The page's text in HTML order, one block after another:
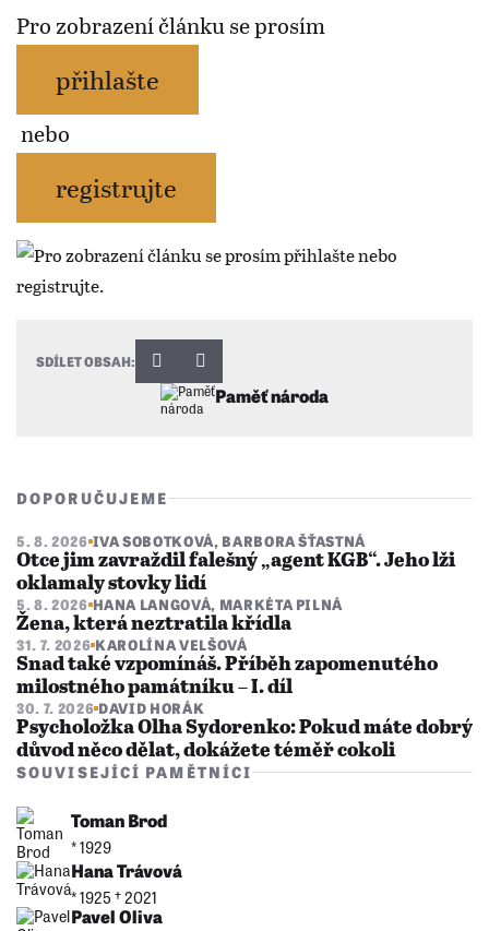
Pro zobrazení článku se prosím
přihlašte
nebo
registrujte
Paměť národa
SDÍLET OBSAH:
DOPORUČUJEME
5. 8. 2026 IVA SOBOTKOVÁ, BARBORA ŠŤASTNÁ
Otce jim zavraždil falešný „agent KGB“. Jeho lži
oklamaly stovky lidí
5. 8. 2026 HANA LANGOVÁ, MARKÉTA PILNÁ
Žena, která neztratila křídla
31. 7. 2026 KAROLÍNA VELŠOVÁ
Snad také vzpomínáš. Příběh zapomenutého
milostného památníku – I. díl
30. 7. 2026 DAVID HORÁK
Psycholožka Olha Sydorenko: Pokud máte dobrý
důvod něco dělat, dokážete téměř cokoli
SOUVISEJÍCÍ PAMĚTNÍCI
Toman Brod
* 1929
Hana Trávová
* 1925 †︎ 2021
Pavel Oliva